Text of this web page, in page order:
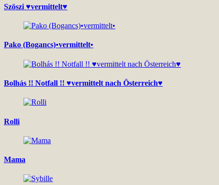
Szöszi ♥vermittelt♥
Pako (Bogancs)•vermittelt•
Bolhás !! Notfall !! ♥vermittelt nach Österreich♥
Rolli
Mama